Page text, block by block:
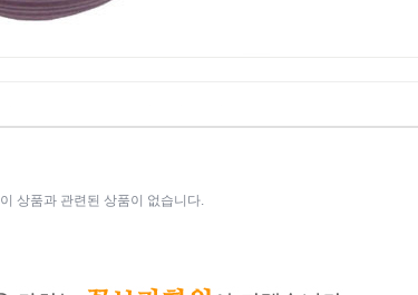
이 상품과 관련된 상품이 없습니다.